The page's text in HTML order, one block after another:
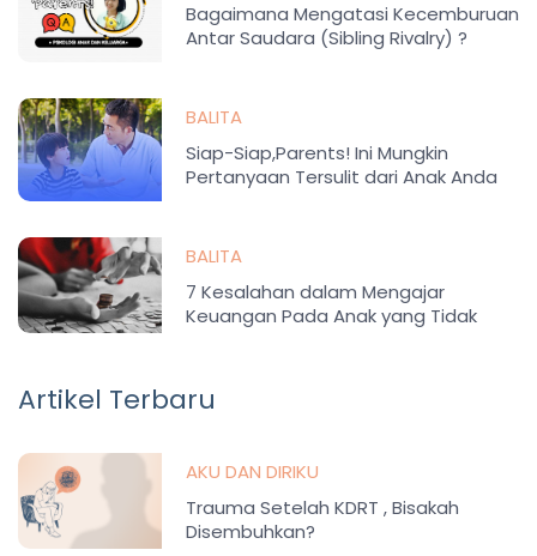
Bagaimana Mengatasi Kecemburuan
Antar Saudara (Sibling Rivalry) ?
BALITA
Siap-Siap,Parents! Ini Mungkin
Pertanyaan Tersulit dari Anak Anda
BALITA
7 Kesalahan dalam Mengajar
Keuangan Pada Anak yang Tidak
Artikel Terbaru
AKU DAN DIRIKU
Trauma Setelah KDRT , Bisakah
Disembuhkan?